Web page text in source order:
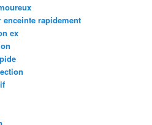
rapidement
ex